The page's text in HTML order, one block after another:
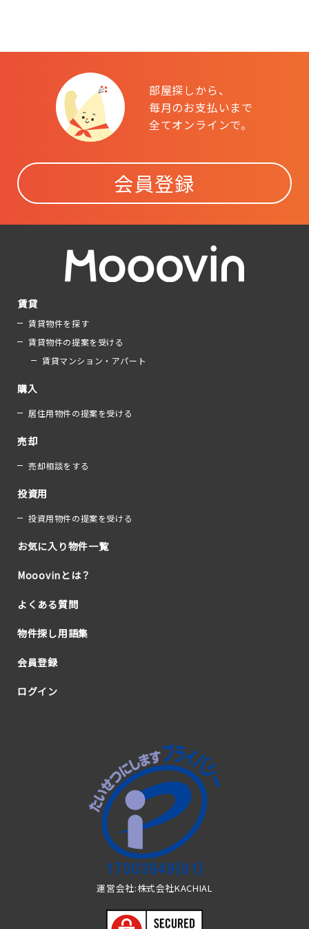
部屋探しから、
毎月のお支払いまで
全てオンラインで。
会員登録
賃貸
賃貸物件を探す
賃貸物件の提案を受ける
賃貸マンション・アパート
購入
居住用物件の提案を受ける
売却
売却相談をする
投資用
投資用物件の提案を受ける
お気に入り物件一覧
Mooovinとは？
よくある質問
物件探し用語集
会員登録
ログイン
運営会社:株式会社KACHIAL